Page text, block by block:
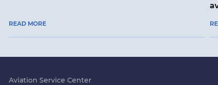
READ MORE
Aviation Service Center